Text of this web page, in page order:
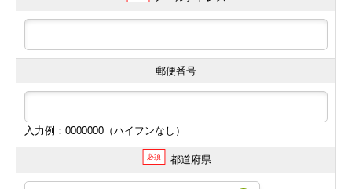
郵便番号
入力例：0000000（ハイフンなし）
必須 都道府県